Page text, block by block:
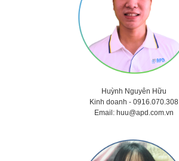
Huỳnh Nguyên Hữu
Kinh doanh - 0916.070.308
Email: huu@apd.com.vn